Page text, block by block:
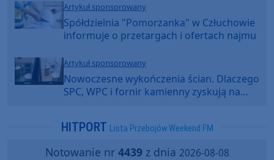
Artykuł sponsorowany
Spółdzielnia "Pomorzanka" w Człuchowie
informuje o przetargach i ofertach najmu
Artykuł sponsorowany
Nowoczesne wykończenia ścian. Dlaczego
SPC, WPC i fornir kamienny zyskują na
HITPORT Lista Przebojów Weekend FM
Notowanie nr 4439z dnia 2026-08-08